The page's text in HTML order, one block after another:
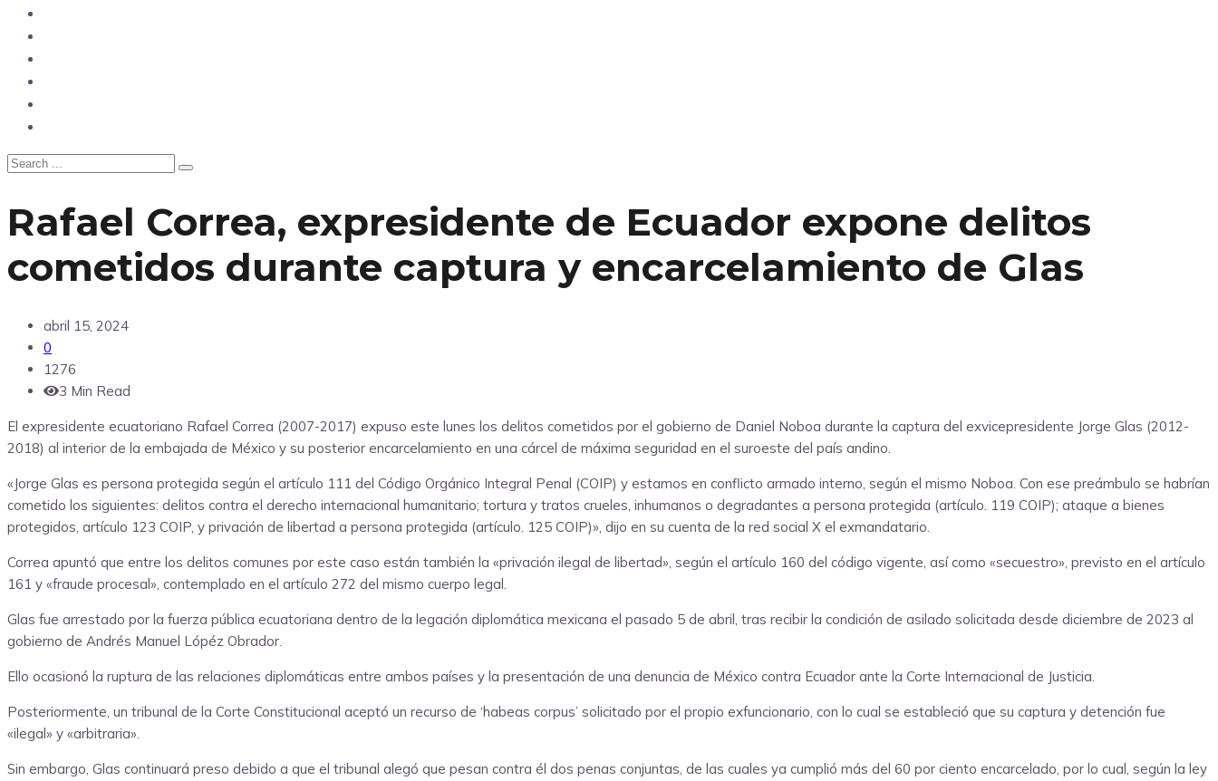
Rafael Correa, expresidente de Ecuador expone delitos
cometidos durante captura y encarcelamiento de Glas
abril 15, 2024
0
1276
3 Min Read
El expresidente ecuatoriano Rafael Correa (2007-2017) expuso este lunes los delitos cometidos por el gobierno de Daniel Noboa durante la captura del exvicepresidente Jorge Glas (2012-
2018) al interior de la embajada de México y su posterior encarcelamiento en una cárcel de máxima seguridad en el suroeste del país andino.
«Jorge Glas es persona protegida según el artículo 111 del Código Orgánico Integral Penal (COIP) y estamos en conflicto armado interno, según el mismo Noboa. Con ese preámbulo se habrían
cometido los siguientes: delitos contra el derecho internacional humanitario; tortura y tratos crueles, inhumanos o degradantes a persona protegida (artículo. 119 COIP); ataque a bienes
protegidos, artículo 123 COIP, y privación de libertad a persona protegida (artículo. 125 COIP)», dijo en su cuenta de la red social X el exmandatario.
Correa apuntó que entre los delitos comunes por este caso están también la «privación ilegal de libertad», según el artículo 160 del código vigente, así como «secuestro», previsto en el artículo
161 y «fraude procesal», contemplado en el artículo 272 del mismo cuerpo legal.
Glas fue arrestado por la fuerza pública ecuatoriana dentro de la legación diplomática mexicana el pasado 5 de abril, tras recibir la condición de asilado solicitada desde diciembre de 2023 al
gobierno de Andrés Manuel Lópéz Obrador.
Ello ocasionó la ruptura de las relaciones diplomáticas entre ambos países y la presentación de una denuncia de México contra Ecuador ante la Corte Internacional de Justicia.
Posteriormente, un tribunal de la Corte Constitucional aceptó un recurso de ‘habeas corpus’ solicitado por el propio exfuncionario, con lo cual se estableció que su captura y detención fue
«ilegal» y «arbitraria».
Sin embargo, Glas continuará preso debido a que el tribunal alegó que pesan contra él dos penas conjuntas, de las cuales ya cumplió más del 60 por ciento encarcelado, por lo cual, según la ley